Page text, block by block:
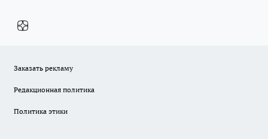
Заказать рекламу
Редакционная политика
Политика этики